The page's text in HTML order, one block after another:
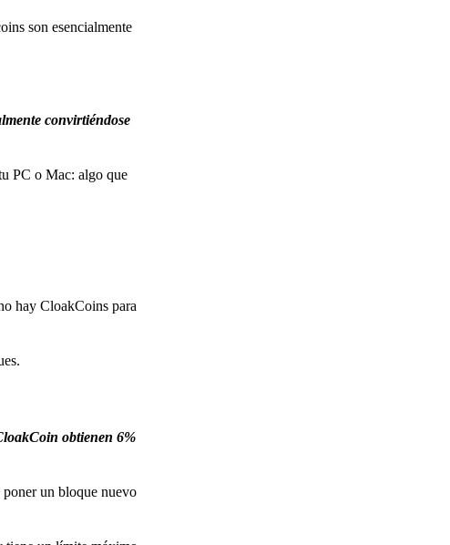
son esencialmente
convirtiéndose
PC o Mac: algo que
hay CloakCoins para
obtienen 6%
un bloque nuevo